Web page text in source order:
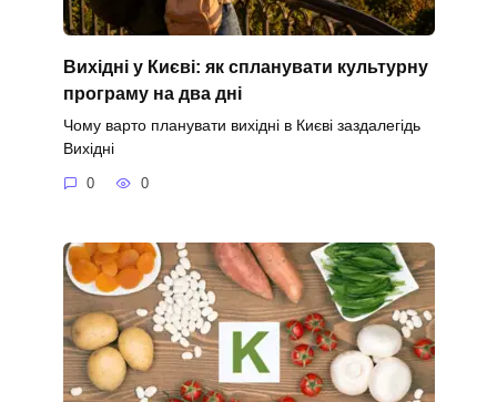
Вихідні у Києві: як спланувати культурну
програму на два дні
Чому варто планувати вихідні в Києві заздалегідь
Вихідні
0 0